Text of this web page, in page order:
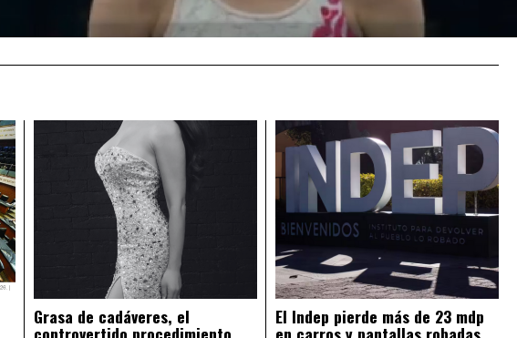
Grasa de cadáveres, el
controvertido procedimiento
El Indep pierde más de 23 mdp
en carros y pantallas robadas